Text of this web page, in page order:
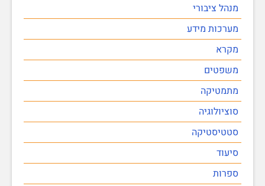
מנהל ציבורי
מערכות מידע
מקרא
משפטים
מתמטיקה
סוציולוגיה
סטטיסטיקה
סיעוד
ספרות